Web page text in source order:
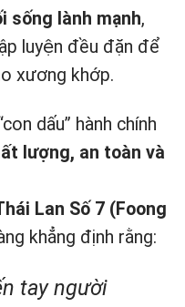
sống lành mạnh,
luyện đều đặn để
xương khớp.
dấu” hành chính
lượng, an toàn và
Lan Số 7 (Foong
khẳng định rằng:
tay người